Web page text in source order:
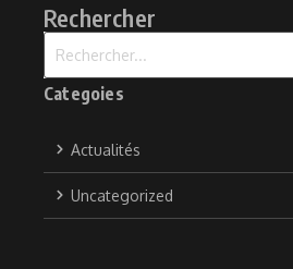
Rechercher
Categoies
Actualités
Uncategorized